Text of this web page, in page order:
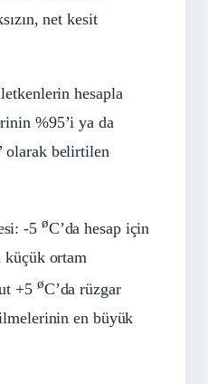
net kesit
hesapla
%95’i ya da
olarak belirtilen
-5 øC’da hesap için
küçük ortam
+5 øC’da rüzgar
en büyük